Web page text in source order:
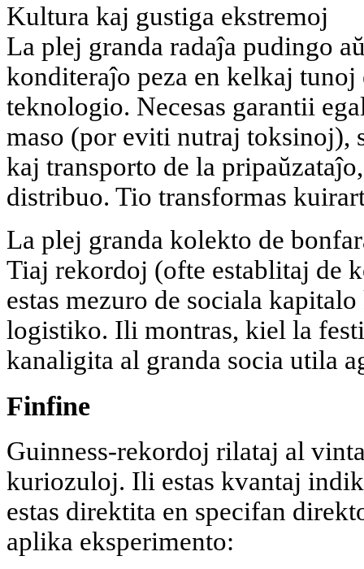
Kultura kaj gustiga ekstremoj
La plej granda radaĵa pudingo
konditeraĵo peza en kelkaj tunoj
teknologio. Necesas garantii
maso (por eviti nutraj toksinoj),
kaj transporto de la
distribuo. Tio transformas
La plej granda kolekto de
Tiaj rekordoj (ofte establitaj de
estas mezuro de sociala
logistiko. Ili montras, kiel la
kanaligita al granda socia utila
Finfine
Guinness-rekordoj rilataj al
kuriozuloj. Ili estas kvantaj
estas direktita en specifan
aplika eksperimento: